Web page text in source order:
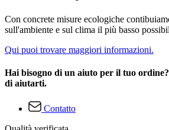
Con concrete misure ecologiche
sull'ambiente e sul clima il più basso
Qui puoi trovare maggiori informazioni.
Hai bisogno di un aiuto per il tuo
di aiutarti.
Contatto